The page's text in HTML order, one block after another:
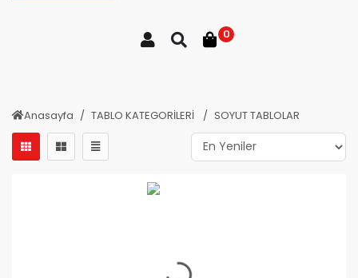
0
Anasayfa TABLO KATEGORİLERİ SOYUT TABLOLAR